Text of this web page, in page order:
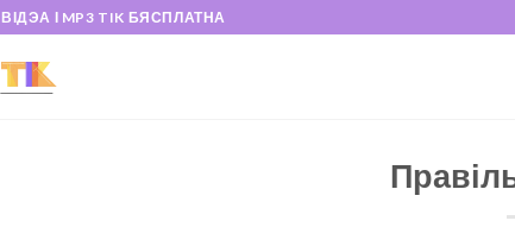
І MP3 TIK БЯСПЛАТНА